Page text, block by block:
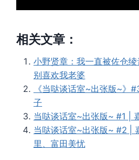
相关文章：
小野贤章：我一直被佐仓
别喜欢我老婆
《当哒谈话室~出张版~》
子
当哒谈话室~出张版~ #1 |
当哒谈话室~出张版~ #2 |
里、富田美忧